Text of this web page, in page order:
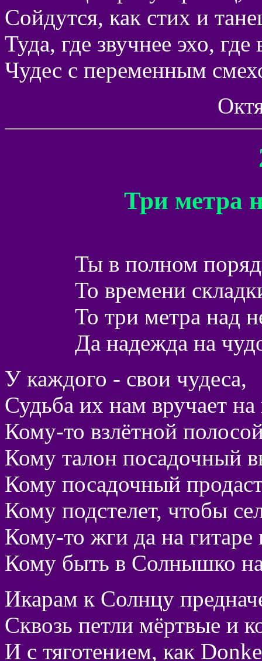
Сойдутся, как стих и
Туда, где звучнее эхо, где
Чудес с переменным
Три метра
Ты в полном
То времени
То три метра над
Да надежда на
У каждого - свои чудеса,
Судьба их нам вручает
Кому-то взлётной
Кому талон посадочный
Кому посадочный
Кому подстелет, чтобы
Кому-то жги да на гитаре
Кому быть в Солнышко
Икарам к Солнцу
Сквозь петли мёртвые и
И с тяготением, как